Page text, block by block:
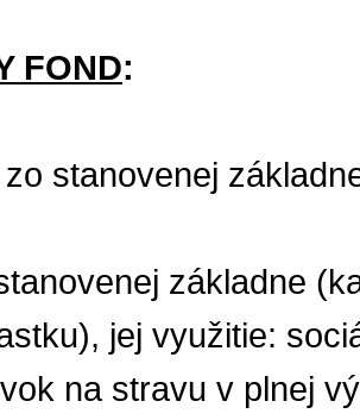
FOND:
zo stanovenej
základne (
), jej využitie:
na stravu v plnej